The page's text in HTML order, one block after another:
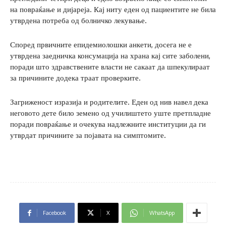
на повраќање и дијареја. Кај ниту еден од пациентите не била
утврдена потреба од болничко лекување.
Според првичните епидемиолошки анкети, досега не е
утврдена заедничка консумација на храна кај сите заболени,
поради што здравствените власти не сакаат да шпекулираат
за причините додека траат проверките.
Загриженост изразија и родителите. Еден од нив навел дека
неговото дете било земено од училиштето уште претпладне
поради повраќање и очекува надлежните институции да ги
утврдат причините за појавата на симптомите.
Facebook X WhatsApp